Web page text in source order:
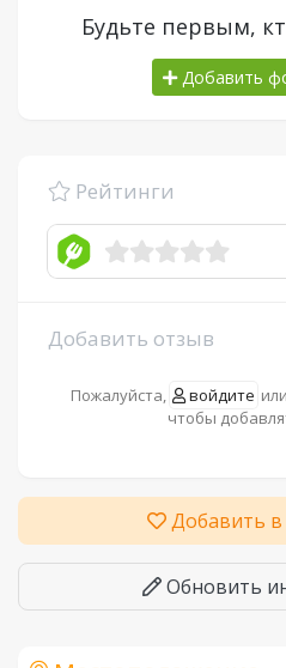
Будьте первым,
Добавить
Рейтинги
Добавить отзыв
Пожалуйста, войдите или
чтобы
Добавить
Обновить